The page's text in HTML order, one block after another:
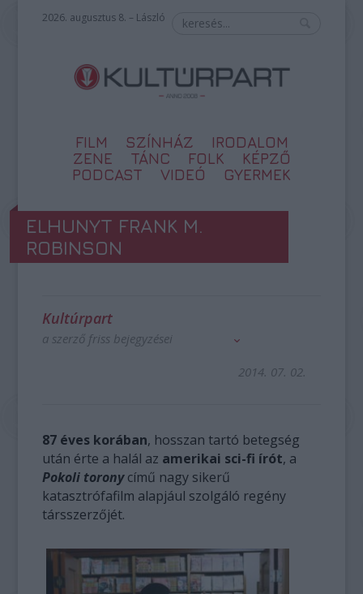
2026. augusztus 8. – László
FILM SZÍNHÁZ
IRODALOM
ZENE
TÁNC FOLK
KÉPZŐ
PODCAST
VIDEÓ GYERMEK
ELHUNYT FRANK M.
ROBINSON
Kultúrpart
a szerző friss bejegyzései
2014. 07. 02.
87 éves korában, hosszan tartó betegség
után érte a halál az amerikai sci-fi írót, a
Pokoli toronycímű nagy sikerű
katasztrófafilm alapjául szolgáló regény
társszerzőjét.